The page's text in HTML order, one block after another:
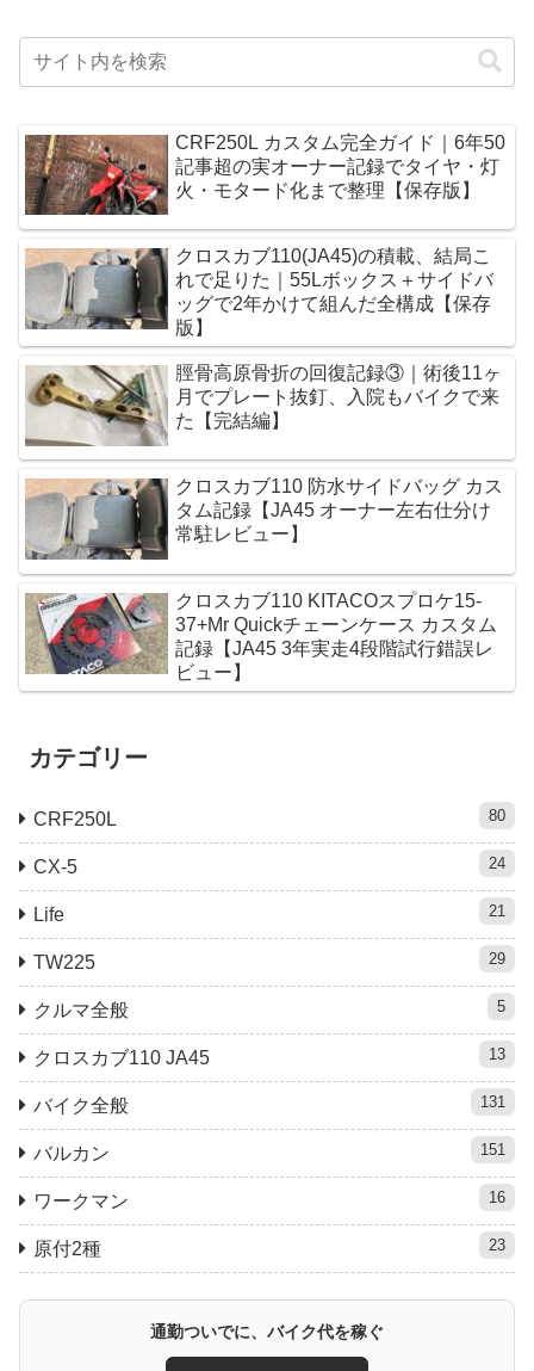
CRF250L カスタム完全ガイド｜6年50
記事超の実オーナー記録でタイヤ・灯
火・モタード化まで整理【保存版】
クロスカブ110(JA45)の積載、結局こ
れで足りた｜55Lボックス＋サイドバ
ッグで2年かけて組んだ全構成【保存
版】
脛骨高原骨折の回復記録③｜術後11ヶ
月でプレート抜釘、入院もバイクで来
た【完結編】
クロスカブ110 防水サイドバッグ カス
タム記録【JA45 オーナー左右仕分け
常駐レビュー】
クロスカブ110 KITACOスプロケ15-
37+Mr Quickチェーンケース カスタム
記録【JA45 3年実走4段階試行錯誤レ
ビュー】
カテゴリー
CRF250L 80
CX-5 24
Life 21
TW225 29
クルマ全般 5
クロスカブ110 JA45 13
バイク全般 131
バルカン 151
ワークマン 16
原付2種 23
通勤ついでに、バイク代を稼ぐ